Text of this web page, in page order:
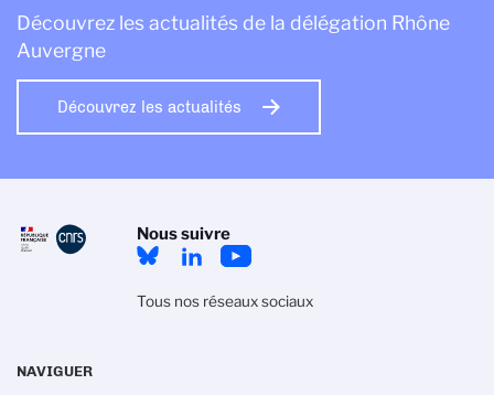
Découvrez les actualités de la délégation Rhône
Auvergne
Découvrez les actualités
Nous suivre
Tous nos réseaux sociaux
NAVIGUER